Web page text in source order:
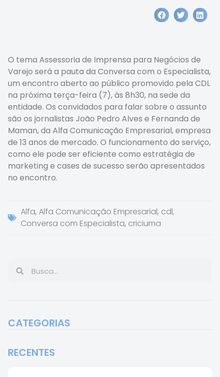
O tema Assessoria de Imprensa para Negócios de
Varejo será a pauta da Conversa com o Especialista,
um encontro aberto ao público promovido pela CDL
na próxima terça-feira (7), às 8h30, na sede da
entidade. Os convidados para falar sobre o assunto
são os jornalistas João Pedro Alves e Fernanda de
Maman, da Alfa Comunicação Empresarial, empresa
de 13 anos de mercado. O funcionamento do serviço,
como ele pode ser eficiente como estratégia de
marketing e cases de sucesso serão apresentados
no encontro.
Alfa, Alfa Comunicação Empresarial, cdl,
Conversa com Especialista, criciuma
CATEGORIAS
RECENTES